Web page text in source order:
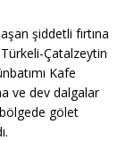
şiddetli fırtına
Çatalzeytin
Kafe
ve dev dalgalar
gölet